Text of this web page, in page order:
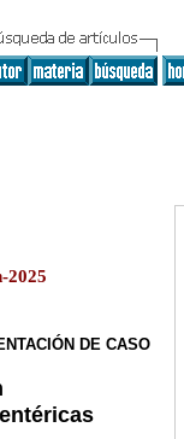
2025
DE CASO